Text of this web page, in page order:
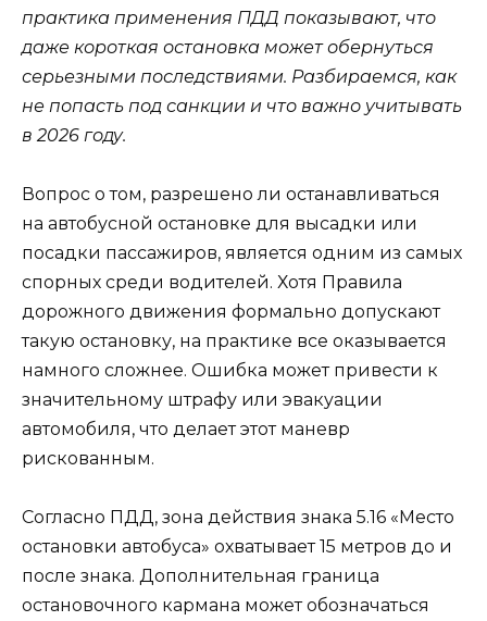
практика применения ПДД показывают, что
даже короткая остановка может обернуться
серьезными последствиями. Разбираемся, как
не попасть под санкции и что важно учитывать
в 2026 году.
Вопрос о том, разрешено ли останавливаться
на автобусной остановке для высадки или
посадки пассажиров, является одним из самых
спорных среди водителей. Хотя Правила
дорожного движения формально допускают
такую остановку, на практике все оказывается
намного сложнее. Ошибка может привести к
значительному штрафу или эвакуации
автомобиля, что делает этот маневр
рискованным.
Согласно ПДД, зона действия знака 5.16 «Место
остановки автобуса» охватывает 15 метров до и
после знака. Дополнительная граница
остановочного кармана может обозначаться